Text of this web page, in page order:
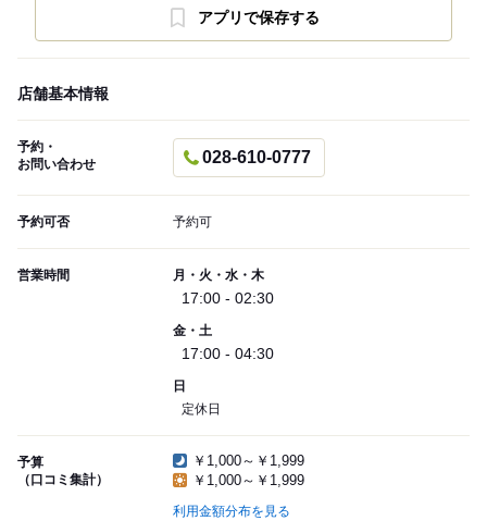
アプリで保存する
店舗基本情報
予約・
お問い合わせ
028-610-0777
予約可否 予約可
営業時間 月・火・水・木
17:00 - 02:30
金・土
17:00 - 04:30
日
定休日
予算
（口コミ集計）
￥1,000～￥1,999
￥1,000～￥1,999
利用金額分布を見る